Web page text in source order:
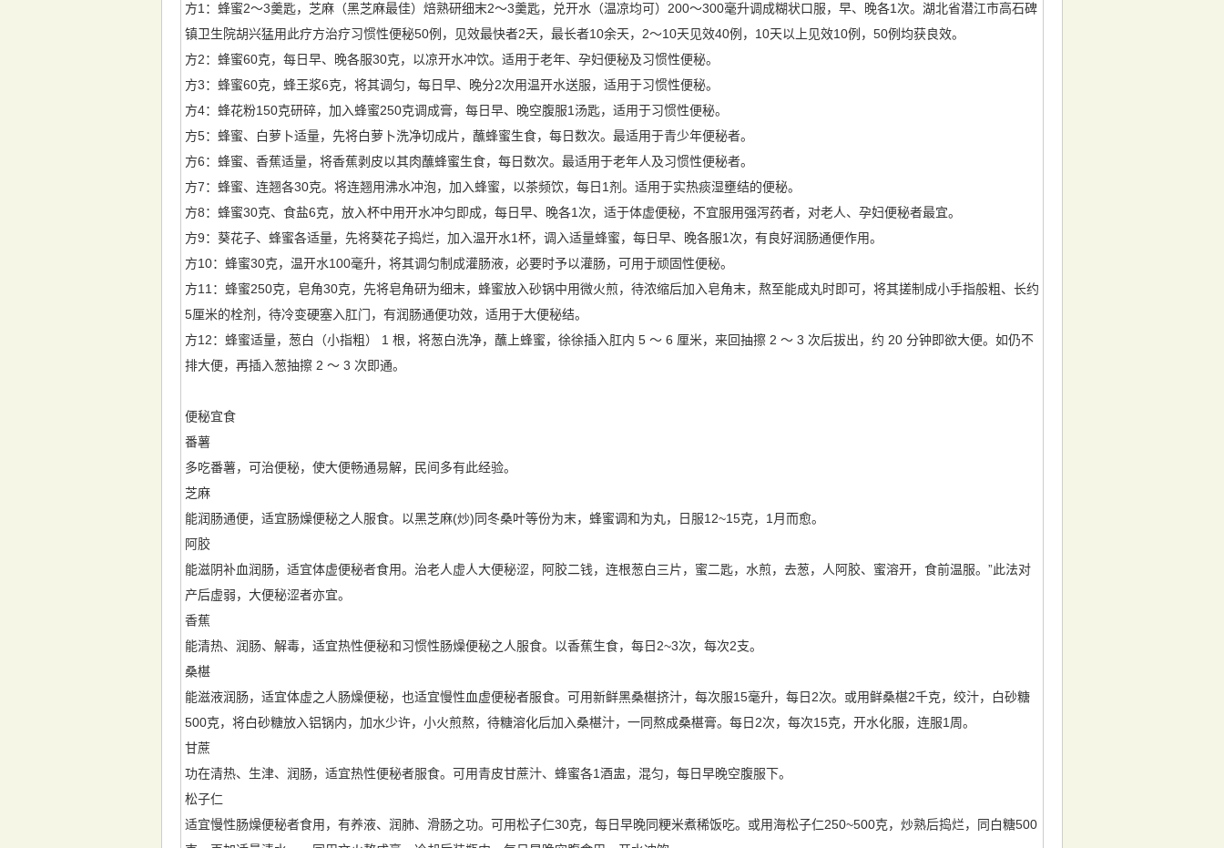
方1：蜂蜜2～3羹匙，芝麻（黑芝麻最佳）焙熟研细末2～3羹匙，兑开水（温凉均可）200～300毫升调成糊状口服，早、晚各1次。湖北省潜江市高石碑
镇卫生院胡兴猛用此疗方治疗习惯性便秘50例，见效最快者2天，最长者10余天，2～10天见效40例，10天以上见效10例，50例均获良效。
方2：蜂蜜60克，每日早、晚各服30克，以凉开水冲饮。适用于老年、孕妇便秘及习惯性便秘。
方3：蜂蜜60克，蜂王浆6克，将其调匀，每日早、晚分2次用温开水送服，适用于习惯性便秘。
方4：蜂花粉150克研碎，加入蜂蜜250克调成膏，每日早、晚空腹服1汤匙，适用于习惯性便秘。
方5：蜂蜜、白萝卜适量，先将白萝卜洗净切成片，蘸蜂蜜生食，每日数次。最适用于青少年便秘者。
方6：蜂蜜、香蕉适量，将香蕉剥皮以其肉蘸蜂蜜生食，每日数次。最适用于老年人及习惯性便秘者。
方7：蜂蜜、连翘各30克。将连翘用沸水冲泡，加入蜂蜜，以茶频饮，每日1剂。适用于实热痰湿壅结的便秘。
方8：蜂蜜30克、食盐6克，放入杯中用开水冲匀即成，每日早、晚各1次，适于体虚便秘，不宜服用强泻药者，对老人、孕妇便秘者最宜。
方9：葵花子、蜂蜜各适量，先将葵花子捣烂，加入温开水1杯，调入适量蜂蜜，每日早、晚各服1次，有良好润肠通便作用。
方10：蜂蜜30克，温开水100毫升，将其调匀制成灌肠液，必要时予以灌肠，可用于顽固性便秘。
方11：蜂蜜250克，皂角30克，先将皂角研为细末，蜂蜜放入砂锅中用微火煎，待浓缩后加入皂角末，熬至能成丸时即可，将其搓制成小手指般粗、长约
5厘米的栓剂，待冷变硬塞入肛门，有润肠通便功效，适用于大便秘结。
方12：蜂蜜适量，葱白（小指粗） 1 根，将葱白洗净，蘸上蜂蜜，徐徐插入肛内 5 ～ 6 厘米，来回抽擦 2 ～ 3 次后拔出，约 20 分钟即欲大便。如仍不
排大便，再插入葱抽擦 2 ～ 3 次即通。
便秘宜食
番薯
多吃番薯，可治便秘，使大便畅通易解，民间多有此经验。
芝麻
能润肠通便，适宜肠燥便秘之人服食。以黑芝麻(炒)同冬桑叶等份为末，蜂蜜调和为丸，日服12~15克，1月而愈。
阿胶
能滋阴补血润肠，适宜体虚便秘者食用。治老人虚人大便秘涩，阿胶二钱，连根葱白三片，蜜二匙，水煎，去葱，人阿胶、蜜溶开，食前温服。”此法对
产后虚弱，大便秘涩者亦宜。
香蕉
能清热、润肠、解毒，适宜热性便秘和习惯性肠燥便秘之人服食。以香蕉生食，每日2~3次，每次2支。
桑椹
能滋液润肠，适宜体虚之人肠燥便秘，也适宜慢性血虚便秘者服食。可用新鲜黑桑椹挤汁，每次服15毫升，每日2次。或用鲜桑椹2千克，绞汁，白砂糖
500克，将白砂糖放入铝锅内，加水少许，小火煎熬，待糖溶化后加入桑椹汁，一同熬成桑椹膏。每日2次，每次15克，开水化服，连服1周。
甘蔗
功在清热、生津、润肠，适宜热性便秘者服食。可用青皮甘蔗汁、蜂蜜各1酒盅，混匀，每日早晚空腹服下。
松子仁
适宜慢性肠燥便秘者食用，有养液、润肺、滑肠之功。可用松子仁30克，每日早晚同粳米煮稀饭吃。或用海松子仁250~500克，炒熟后捣烂，同白糖500